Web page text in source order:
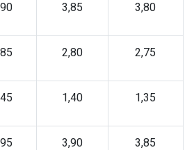
3,85 3,80
2,80 2,75
1,40 1,35
3,90 3,85